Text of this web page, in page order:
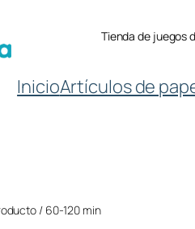
Tienda de juegos
InicioArtículos de
/ 60-120 min